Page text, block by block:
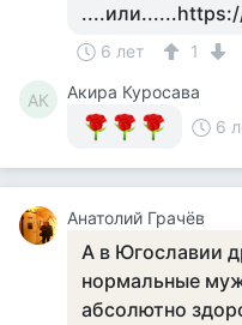
6 лет 1
АК
Акира Куросава
6
Анатолий Грачёв
А в Югославии
нормальные
абсолютно